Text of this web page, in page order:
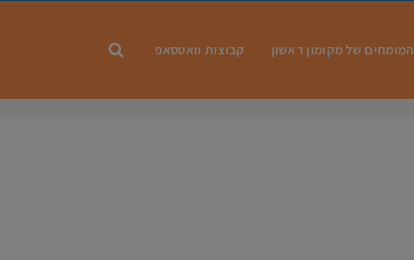
המומחים של מקומון ראשון קבוצות וואטסאפ